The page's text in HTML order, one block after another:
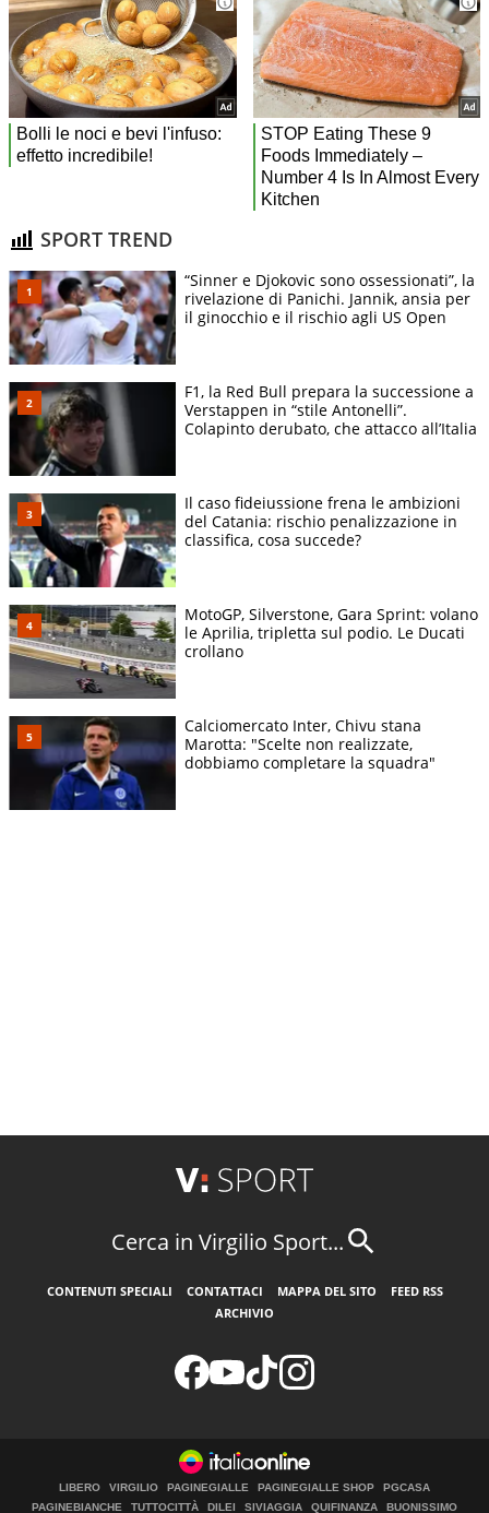
SPORT TREND
“Sinner e Djokovic sono ossessionati”, la
rivelazione di Panichi. Jannik, ansia per
il ginocchio e il rischio agli US Open
F1, la Red Bull prepara la successione a
Verstappen in “stile Antonelli”.
Colapinto derubato, che attacco all’Italia
Il caso fideiussione frena le ambizioni
del Catania: rischio penalizzazione in
classifica, cosa succede?
MotoGP, Silverstone, Gara Sprint: volano
le Aprilia, tripletta sul podio. Le Ducati
crollano
Calciomercato Inter, Chivu stana
Marotta: "Scelte non realizzate,
dobbiamo completare la squadra"
Cerca in Virgilio Sport...
CONTENUTI SPECIALI CONTATTACI MAPPA DEL SITO
FEED RSS
ARCHIVIO
LIBERO VIRGILIO PAGINEGIALLE PAGINEGIALLE SHOP
PGCASA
PAGINEBIANCHE
TUTTOCITTÀ DILEI SIVIAGGIA QUIFINANZA BUONISSIMO